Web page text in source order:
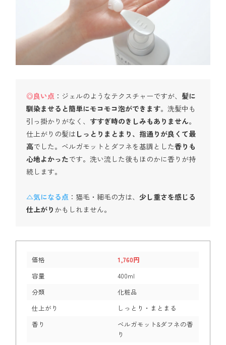
◎良い点 ：ジェルのようなテクスチャーですが、 髪に
馴染ませると簡単にモコモコ泡ができます。洗髪中も
引っ掛かりがなく、すすぎ時のきしみもありません。
仕上がりの髪は しっとりまとまり、指通りが良くて最
高でした。ベルガモットとダフネを基調とした香りも
心地よかったです。洗い流した後もほのかに香りが持
続します。
△気になる点 ：猫毛・細毛の方は、少し重さを感じる
仕上がり かもしれません。
価格
1,760円
容量
400ml
分類
化粧品
仕上がり
しっとり・まとまる
香り
ベルガモット&ダフネの香
り